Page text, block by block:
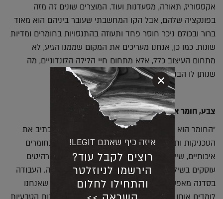
אקססוריז, תאורה, מסעדנות ועוד. המוצרים שונים זה מזה
בפונקציה שלהם, אבל הקו המחשבתי שעובר ביניהם הוא מאוד
ברור ובכולם ניכר חוסר פחד ותעוזה בהתנסויות בחומרים ומדיות
שונות. כמו כן, אנחנו מעריכים את המקום שממנו הגיע, לא
מתחום העיצוב כלל, אלא מתחום חיי הלילה הלונדוניים, מה
שנותן לו הבנה בעולם 'האמיתי'".
צבע, חומר או מהות, מי הכי חשוב ומי הכי פחות?
"החומר הוא בסיס היצירה שלנו, מקור להשראה שמכתיב את
הטכניקות ותהליכי הייצור. אנחנו מאמינים בשימוש בחומרים
איכותיים, שיישארו לאורך שנים ארוכות. מבחינתנו, הרהיטים
עוסקים בשילוב של חומרים שונים שמחמיאים זה לזה. העבודה
בסדנה מאפשרת לנו לגעת בצורה ישירה בחומר, כך שאנחנו
איזה כיף שאתם LEGIT!
רוצים לקבל עוד?
הירשמו לניוזלטר
והתחילו לחלום
×